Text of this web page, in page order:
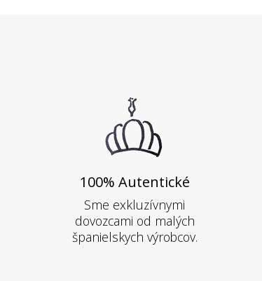
100% Autentické
Sme exkluzívnymi
dovozcami od malých
španielskych výrobcov.